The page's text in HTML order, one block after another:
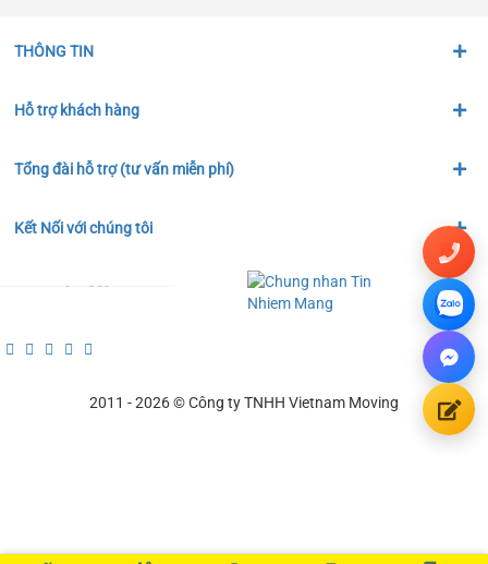
THÔNG TIN
Hỗ trợ khách hàng
Tổng đài hỗ trợ (tư vấn miễn phí)
Kết Nối với chúng tôi
2011 - 2026 © Công ty TNHH Vietnam Moving